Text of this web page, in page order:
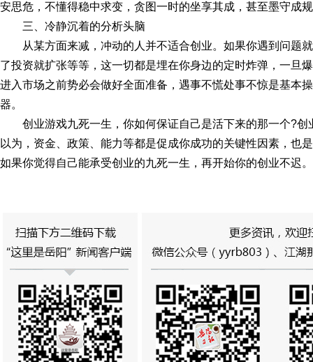
安思危，不懂得稳中求变，贪图一时的坐享其成，甚至墨守成
三、冷静沉着的分析头脑
从某方面来减，冲动的人并不适合创业。如果你遇到问题
了投资就扩张等等，这一切都是埋在你身边的定时炸弹，一旦
进入市场之前势必会做好全面准备，遇事不慌处事不惊是基本
器。
创业游戏九死一生，你如何保证自己是活下来的那一个?
以为，资金、政策、能力等都是促成你成功的关键性因素，也
如果你觉得自己能承受创业的九死一生，再开始你的创业不迟